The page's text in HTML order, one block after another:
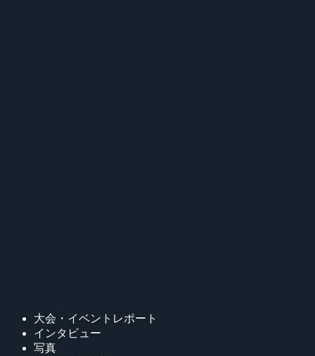
大会・イベントレポート
インタビュー
写真